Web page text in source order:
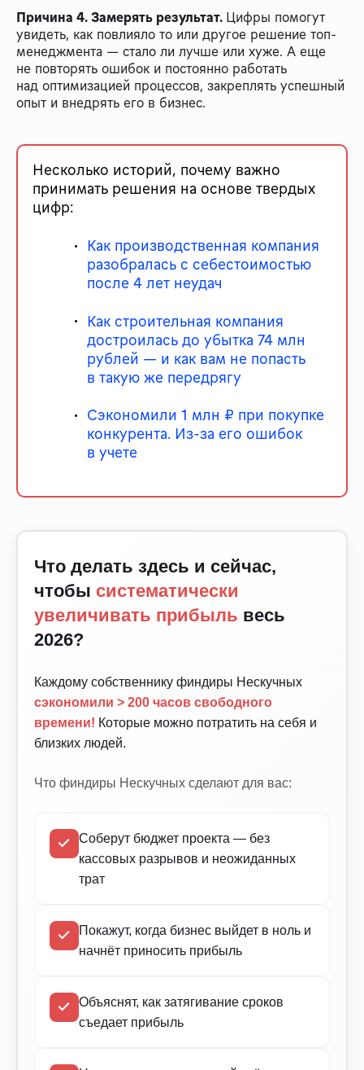
Причина 4. Замерять результат. Цифры помогут
увидеть, как повлияло то или другое решение топ-
менеджмента — стало ли лучше или хуже. А еще
не повторять ошибок и постоянно работать
над оптимизацией процессов, закреплять успешный
опыт и внедрять его в бизнес.
Несколько историй, почему важно
принимать решения на основе твердых
цифр:
Как производственная компания
разобралась с себестоимостью
после 4 лет неудач
Как строительная компания
достроилась до убытка 74 млн
рублей — и как вам не попасть
в такую же передрягу
Сэкономили 1 млн ₽ при покупке
конкурента. Из-за его ошибок
в учете
Что делать здесь и сейчас,
чтобы систематически
увеличивать прибыль весь
2026?
Каждому собственнику финдиры Нескучных
сэкономили > 200 часов свободного
времени! Которые можно потратить на себя и
близких людей.
Что финдиры Нескучных сделают для вас:
Соберут бюджет проекта — без
кассовых разрывов и неожиданных
трат
Покажут, когда бизнес выйдет в ноль и
начнёт приносить прибыль
Объяснят, как затягивание сроков
съедает прибыль